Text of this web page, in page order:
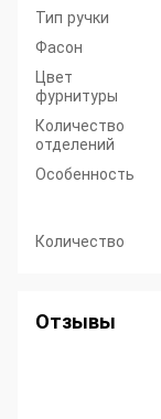
Тип ручки
Фасон
Цвет
фурнитуры
Количество
отделений
Особенность
Количество
Отзывы